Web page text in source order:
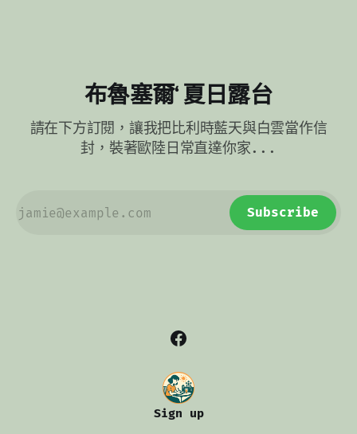
布魯塞爾‘ 夏日露台
請在下方訂閱，讓我把比利時藍天與白雲當作信
封，裝著歐陸日常直達你家...
Subscribe
Sign up